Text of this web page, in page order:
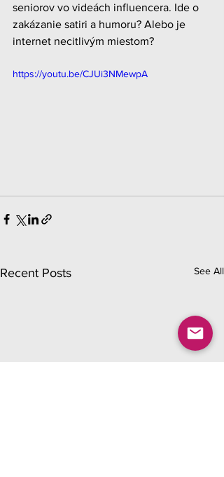
seniorov vo videách influencera. Ide o
zakázanie satiri a humoru? Alebo je
internet necitlivým miestom?
https://youtu.be/CJUi3NMewpA
Recent Posts See All